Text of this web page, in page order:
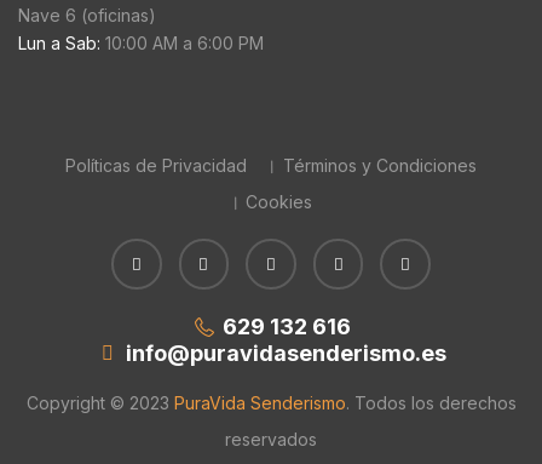
Nave 6 (oficinas)
Lun a Sab: 10:00 AM a 6:00 PM
Políticas de Privacidad
Términos y Condiciones
Cookies
629 132 616
info@puravidasenderismo.es
Copyright © 2023 PuraVida Senderismo. Todos los derechos
reservados